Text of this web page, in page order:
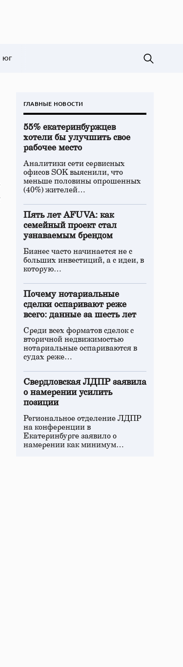
ЮГ
ГЛАВНЫЕ НОВОСТИ
55% екатеринбуржцев
хотели бы улучшить свое
рабочее место
Аналитики сети сервисных
офисов SOK выяснили, что
меньше половины опрошенных
(40%) жителей…
Пять лет AFUVA: как
семейный проект стал
узнаваемым брендом
Бизнес часто начинается не с
больших инвестиций, а с идеи, в
которую…
Почему нотариальные
сделки оспаривают реже
всего: данные за шесть лет
Среди всех форматов сделок с
вторичной недвижимостью
нотариальные оспариваются в
судах реже…
Свердловская ЛДПР заявила
о намерении усилить
позиции
Региональное отделение ЛДПР
на конференции в
Екатеринбурге заявило о
намерении как минимум…